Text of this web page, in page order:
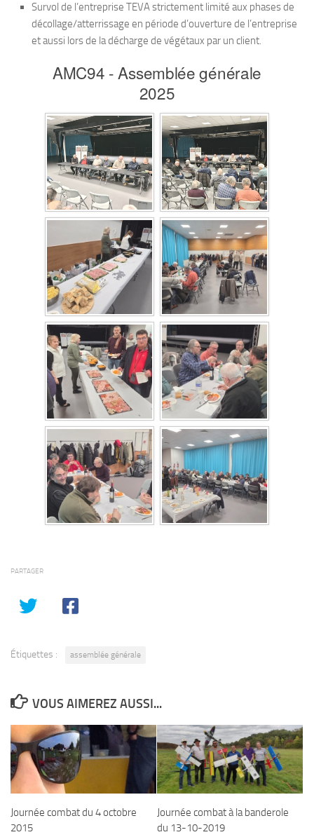
Survol de l’entreprise TEVA strictement limité aux phases de
décollage/atterrissage en période d’ouverture de l’entreprise
et aussi lors de la décharge de végétaux par un client.
AMC94 - Assemblée générale
2025
PARTAGER
Étiquettes : assemblée générale
VOUS AIMEREZ AUSSI...
Journée combat du 4 octobre
2015
Journée combat à la banderole
du 13-10-2019